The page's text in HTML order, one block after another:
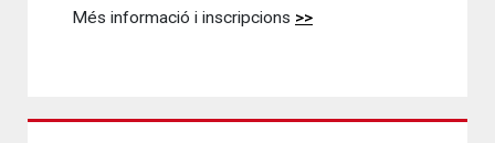
Més informació i inscripcions >>